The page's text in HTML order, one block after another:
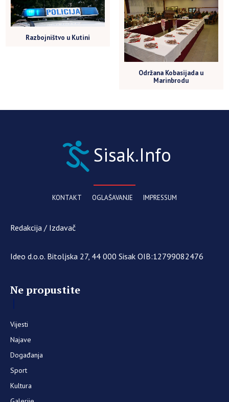
Razbojništvo u Kutini
Održana Kobasijada u
Marinbrodu
Sisak.Info
KONTAKT OGLAŠAVANJE IMPRESSUM
Redakcija / Izdavač
Ideo d.o.o. Bitoljska 27, 44 000 Sisak OIB:12799082476
Ne propustite
Vijesti
Najave
Događanja
Sport
Kultura